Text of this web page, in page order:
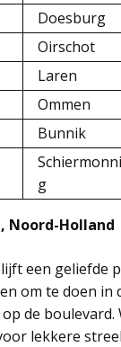
Doesburg
Oirschot
Laren
Ommen
Bunnik
g
Noord-Holland
een geliefde
om te doen in
de
lekkere